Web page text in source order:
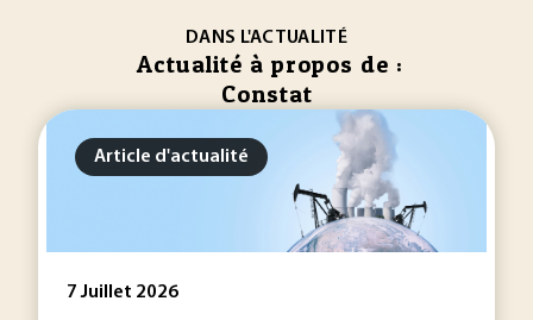
DANS L'ACTUALITÉ
Actualité à propos de :
Constat
Article d'actualité
7 Juillet 2026